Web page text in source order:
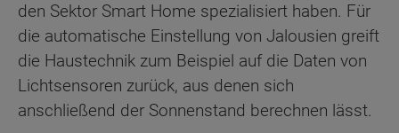
den Sektor Smart Home spezialisiert haben. Für
die automatische Einstellung von Jalousien greift
die Haustechnik zum Beispiel auf die Daten von
Lichtsensoren zurück, aus denen sich
anschließend der Sonnenstand berechnen lässt.